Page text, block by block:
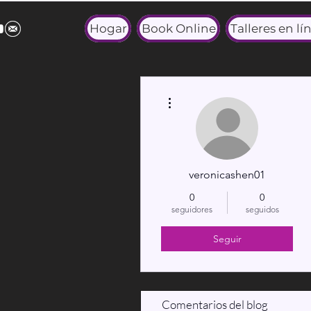
Hogar Book Online Talleres en
veronicashen01
0
seguidores
0
seguidos
Seguir
Comentarios del blog